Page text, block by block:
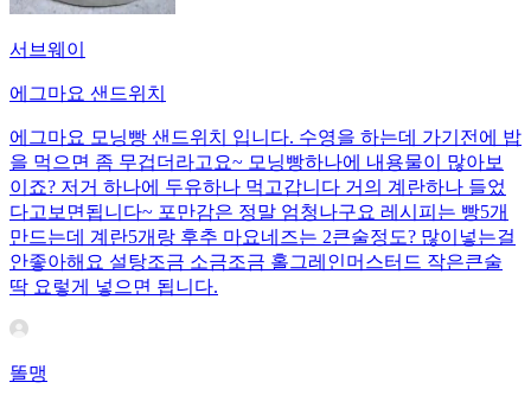
서브웨이
에그마요 샌드위치
에그마요 모닝빵 샌드위치 입니다. 수영을 하는데 가기전에 밥
을 먹으면 좀 무겁더라고요~ 모닝빵하나에 내용물이 많아보
이죠? 저거 하나에 두유하나 먹고갑니다 거의 계란하나 들었
다고보면됩니다~ 포만감은 정말 엄청나구요 레시피는 빵5개
만드는데 계란5개랑 후추 마요네즈는 2큰술정도? 많이넣는걸
안좋아해요 설탕조금 소금조금 홀그레인머스터드 작은큰술
딱 요렇게 넣으면 됩니다.
똘맹